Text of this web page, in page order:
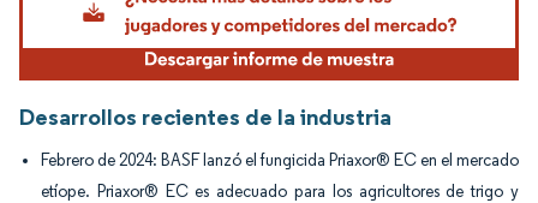
Desarrollos recientes de la industria
Febrero de 2024: BASF lanzó el fungicida Priaxor® EC en el mercado
etíope. Priaxor® EC es adecuado para los agricultores de trigo y